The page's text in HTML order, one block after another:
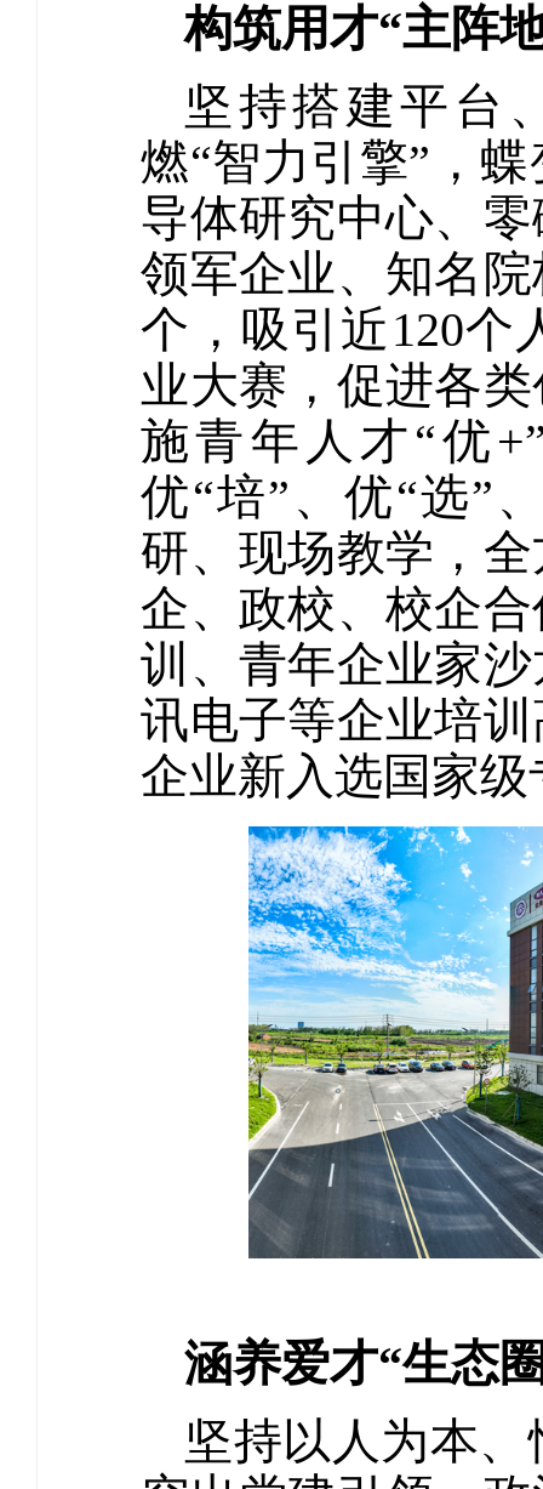
构筑用才“主阵
坚持搭建平台
燃“智力引擎”，
导体研究中心、
领军企业、知名
个，吸引近120个
业大赛，促进各
施青年人才“优
优“培”、优“选”
研、现场教学，
企、政校、校企
训、青年企业家
讯电子等企业培
企业新入选国家
涵养爱才“生态
坚持以人为本